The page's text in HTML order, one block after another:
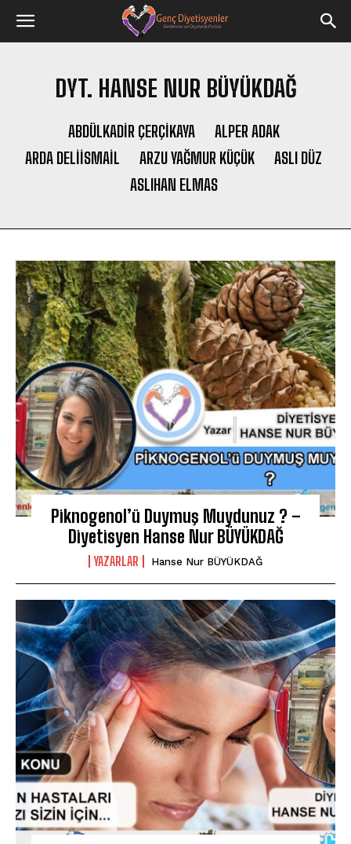
DYT. HANSE NUR BÜYÜKDAĞ
ABDÜLKADIR ÇERÇİKAYA
ALPER ADAK
ARDA DELIISMAIL
ARZU YAĞMUR KÜÇÜK
ASLI DÜZ
ASLIHAN ELMAS
Piknogenol’ü Duymuş Muydunuz ? –
Diyetisyen Hanse Nur BÜYÜKDAĞ
YAZARLAR Hanse Nur BÜYÜKDAĞ